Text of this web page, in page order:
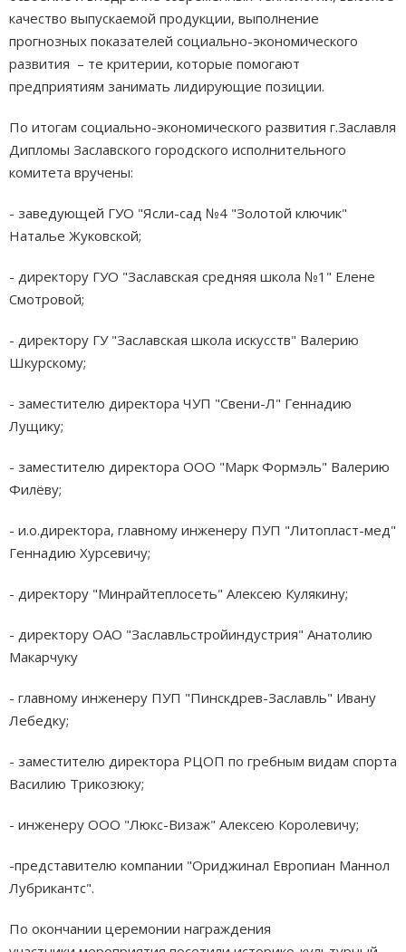
качество выпускаемой продукции, выполнение
прогнозных показателей социально­-экономического
развития – те критерии, которые помогают
предприятиям занимать лидирующие позиции.
По итогам социально­-экономического развития г.Заславля
Дипломы Заславского городского исполнительного
комитета вручены:
- заведующей ГУО "Ясли-сад №4 "Золотой ключик"
Наталье Жуковской;
- директору ГУО "Заславская средняя школа №1" Елене
Смотровой;
- директору ГУ "Заславская школа искусств" Валерию
Шкурскому;
- заместителю директора ЧУП "Свени-Л" Геннадию
Лущику;
- заместителю директора ООО "Марк Формэль" Валерию
Филёву;
- и.о.директора, главному инженеру ПУП "Литопласт-мед"
Геннадию Хурсевичу;
- директору "Минрайтеплосеть" Алексею Кулякину;
- директору ОАО "Заславльстройиндустрия" Анатолию
Макарчуку
- главному инженеру ПУП "Пинскдрев-Заславль" Ивану
Лебедку;
- заместителю директора РЦОП по гребным видам спорта
Василию Трикозюку;
- инженеру ООО "Люкс-Визаж" Алексею Королевичу;
-представителю компании "Ориджинал Европиан Маннол
Лубрикантс".
По окончании церемонии награждения